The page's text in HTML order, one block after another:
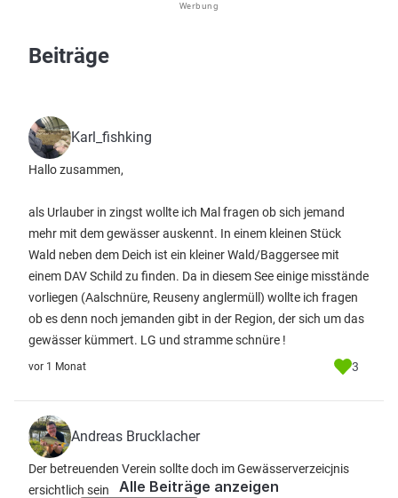
Werbung
Beiträge
Karl_fishking
Hallo zusammen,
als Urlauber in zingst wollte ich Mal fragen ob sich jemand
mehr mit dem gewässer auskennt. In einem kleinen Stück
Wald neben dem Deich ist ein kleiner Wald/Baggersee mit
einem DAV Schild zu finden. Da in diesem See einige misstände
vorliegen (Aalschnüre, Reuseny anglermüll) wollte ich fragen
ob es denn noch jemanden gibt in der Region, der sich um das
gewässer kümmert. LG und stramme schnüre !
vor 1 Monat 3
Andreas Brucklacher
Der betreuenden Verein sollte doch im Gewässerverzeicjnis
ersichtlich sein
Alle Beiträge anzeigen